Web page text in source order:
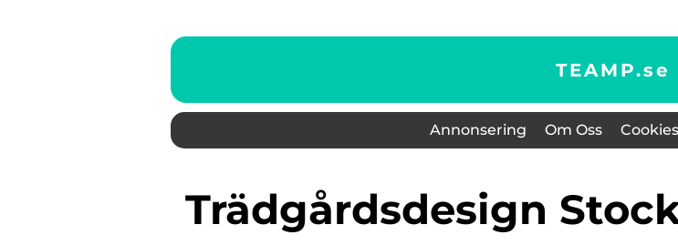
TEAMP.se
Annonsering Om Oss Cookies
Trädgårdsdesign